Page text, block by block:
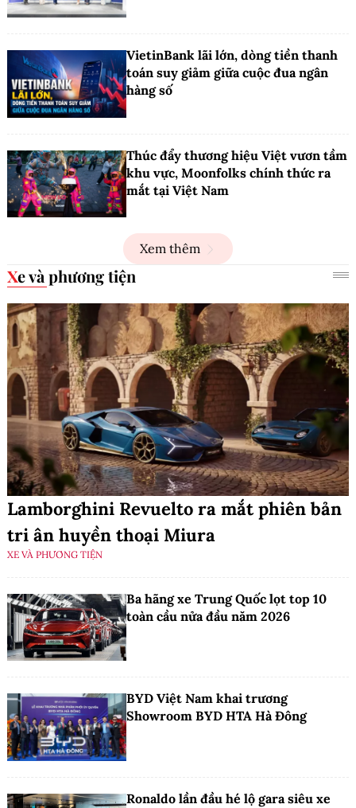
VietinBank lãi lớn, dòng tiền thanh
toán suy giảm giữa cuộc đua ngân
hàng số
Thúc đẩy thương hiệu Việt vươn tầm
khu vực, Moonfolks chính thức ra
mắt tại Việt Nam
Xem thêm
Xe và phương tiện
Lamborghini Revuelto ra mắt phiên bản
tri ân huyền thoại Miura
XE VÀ PHƯƠNG TIỆN
Ba hãng xe Trung Quốc lọt top 10
toàn cầu nửa đầu năm 2026
BYD Việt Nam khai trương
Showroom BYD HTA Hà Đông
Ronaldo lần đầu hé lộ gara siêu xe